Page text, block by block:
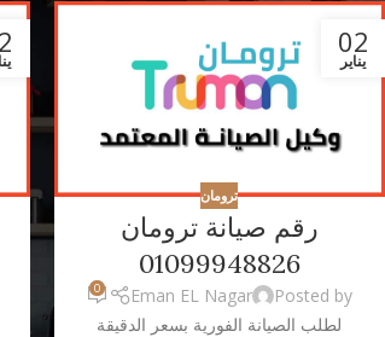
02
يناير
ترومان
رقم صيانة ترومان
01099948826
Posted by
Eman EL Nagar
0
لطلب الصيانة الفورية بسعر الدقيقة